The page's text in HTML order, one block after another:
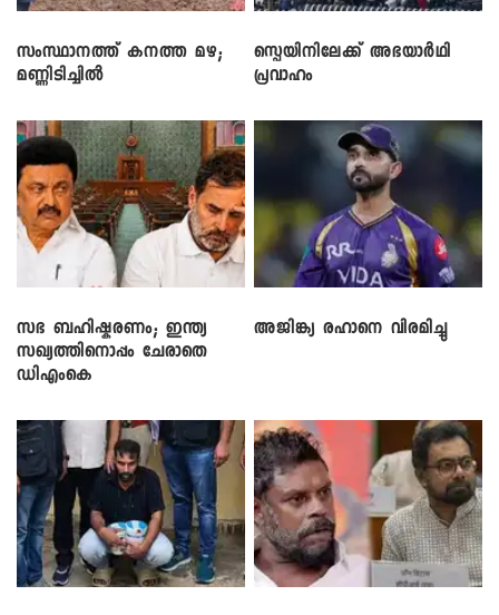
സംസ്ഥാനത്ത് കനത്ത മഴ;
മണ്ണിടിച്ചിൽ
സ്പെയിനിലേക്ക് അഭയാർഥി
പ്രവാഹം
സഭ ബഹിഷ്കരണം; ഇന്ത്യ
സഖ്യത്തിനൊപ്പം ചേരാതെ
ഡിഎംകെ
അജിങ്ക്യ രഹാനെ വിരമിച്ചു